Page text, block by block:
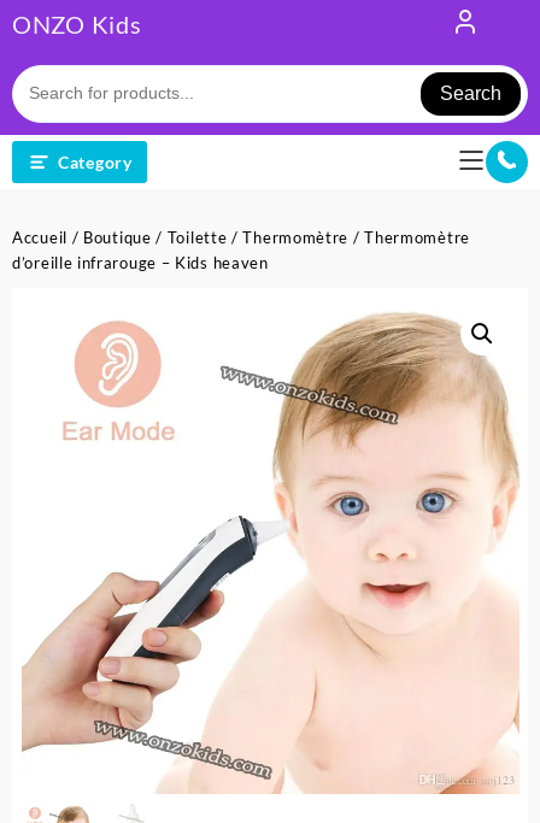
to
content
ONZO Kids
Search
Category
Accueil / Boutique / Toilette /Thermomètre / Thermomètre
d’oreille infrarouge – Kids heaven